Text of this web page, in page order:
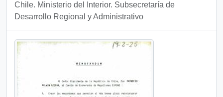
Chile. Ministerio del Interior. Subsecretaría de
Desarrollo Regional y Administrativo